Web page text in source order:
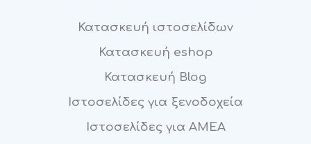
Κατασκευή ιστοσελίδων
Κατασκευή eshop
Κατασκευή Blog
Ιστοσελίδες για ξενοδοχεία
Ιστοσελίδες για ΑΜΕΑ